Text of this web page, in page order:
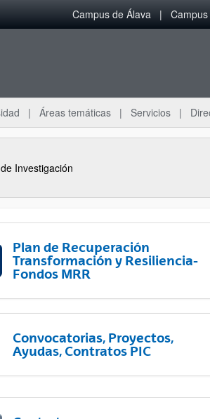
Campus de Álava
Áreas temáticas Servicios
Investigación
Plan de Recuperación
Transformación y Resiliencia-
Fondos MRR
Convocatorias, Proyectos,
Ayudas, Contratos PIC